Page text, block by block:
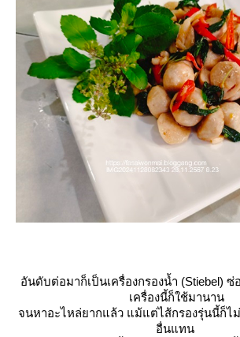
อันดับต่อมาก็เป็นเครื่องกรองน้ำ (Stiebel)
เครื่องนี้ก็ใช้มานาน
จนหาอะไหล่ยากแล้ว แม้แต่ไส้กรองรุ่นนี้ก็ไ
อื่นแทน